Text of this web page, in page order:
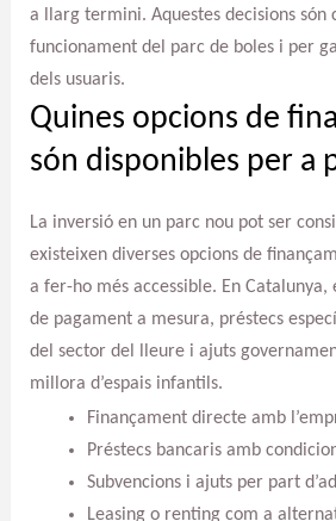
a llarg termini. Aquestes decisions són
funcionament del parc de boles i per
dels usuaris.
Quines opcions de
són disponibles per a
La inversió en un parc nou pot ser
existeixen diverses opcions de
a fer-ho més accessible. En Catalunya,
de pagament a mesura, préstecs
del sector del lleure i ajuts
millora d’espais infantils.
Finançament directe amb
Préstecs bancaris amb
Subvencions i ajuts per part
Leasing o renting com a